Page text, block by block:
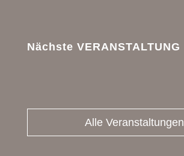
Nächste VERANSTALTUNG
Alle Veranstaltungen